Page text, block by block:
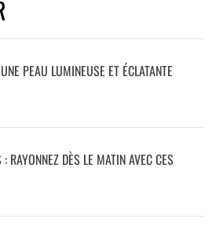
PEAU LUMINEUSE ET ÉCLATANTE
RAYONNEZ DÈS LE MATIN AVEC CES